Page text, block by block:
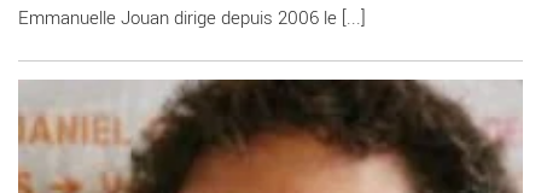
Emmanuelle Jouan dirige depuis 2006 le [...]
En savoir plus